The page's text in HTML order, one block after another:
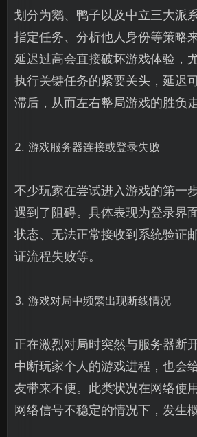
划分为鹅、鸭子以及中立三大派
指定任务、分析他人身份等策略
延迟过高会直接破坏游戏体验，
执行关键任务的紧要关头，延迟
滞后，从而左右整局游戏的胜负走
2. 游戏服务器连接或登录失败
不少玩家在尝试进入游戏的第
遇到了阻碍。具体表现为登录界
状态、无法正常接收到系统验证
证流程失败等。
3. 游戏对局中频繁出现断线情况
正在激烈对局时突然与服务器断
中断玩家个人的游戏进程，也会
友带来不便。此类状况在网络使
网络信号不稳定的情况下，发生